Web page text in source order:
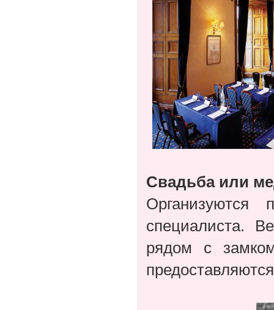
Свадьба или
специалиста.
рядом с